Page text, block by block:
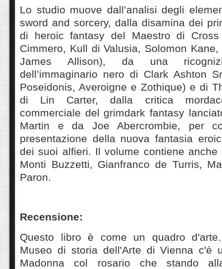
Lo studio muove dall’analisi degli
sword and sorcery, dalla disamina dei
di heroic fantasy del Maestro di
Cimmero, Kull di Valusia, Solomon
James Allison), da una
dell’immaginario nero di Clark Ashton
Poseidonis, Averoigne e Zothique) e di
di Lin Carter, dalla critica
commerciale del grimdark fantasy
Martin e da Joe Abercrombie, per
presentazione della nuova fantasia
dei suoi alfieri. Il volume contiene anche
Monti Buzzetti, Gianfranco de Turris,
Paron.
Recensione:
Questo libro è come un quadro
Museo di storia dell'Arte di Vienna c'è
Madonna col rosario che stando